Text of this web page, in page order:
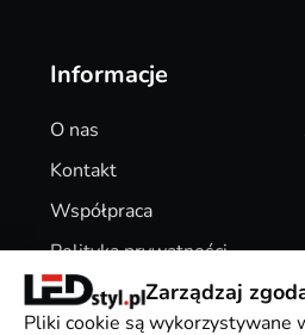
Informacje
O nas
Kontakt
Współpraca
Polityka prywatności
Pliki CookiesZarządzaj
Pliki cookie są wykorzystywane